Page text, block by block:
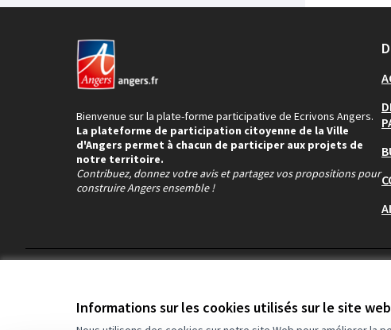
Informations sur les cookies utilisés sur le site web
Bienvenue sur la plate-forme participative de Ecrivons Angers.
La plateforme de participation citoyenne de la Ville
d'Angers permet à chacun de participer aux projets de
notre territoire.
Contribuez, donnez votre avis et partagez vos propositions pour
construire Angers ensemble !